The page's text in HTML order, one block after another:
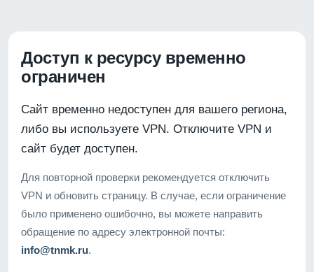
Доступ к ресурсу временно
ограничен
Сайт временно недоступен для вашего региона,
либо вы используете VPN. Отключите VPN и
сайт будет доступен.
Для повторной проверки рекомендуется отключить
VPN и обновить страницу. В случае, если ограничение
было применено ошибочно, вы можете направить
обращение по адресу электронной почты:
info@tnmk.ru.